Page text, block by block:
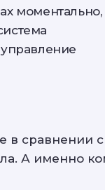
моментально,
в сравнении
А именно